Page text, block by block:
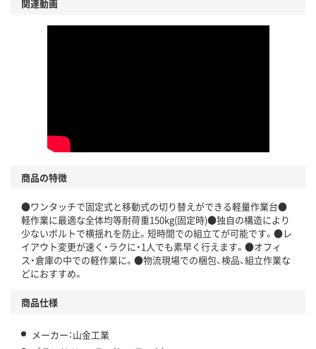
関連動画
商品の特徴
●ワンタッチで固定式と移動式の切り替えができる軽量作業台●
軽作業に最適な全体均等耐荷重150kg(固定時)●独自の構造により
少ないボルトで横揺れを防止。短時間での組立てが可能です。●レ
イアウト変更が速く・ラクに・1人でも素早く行えます。●オフィ
ス・倉庫の中での軽作業に。●物流現場での梱包、検品、組立作業な
どにおすすめ。
商品仕様
メーカー：山金工業